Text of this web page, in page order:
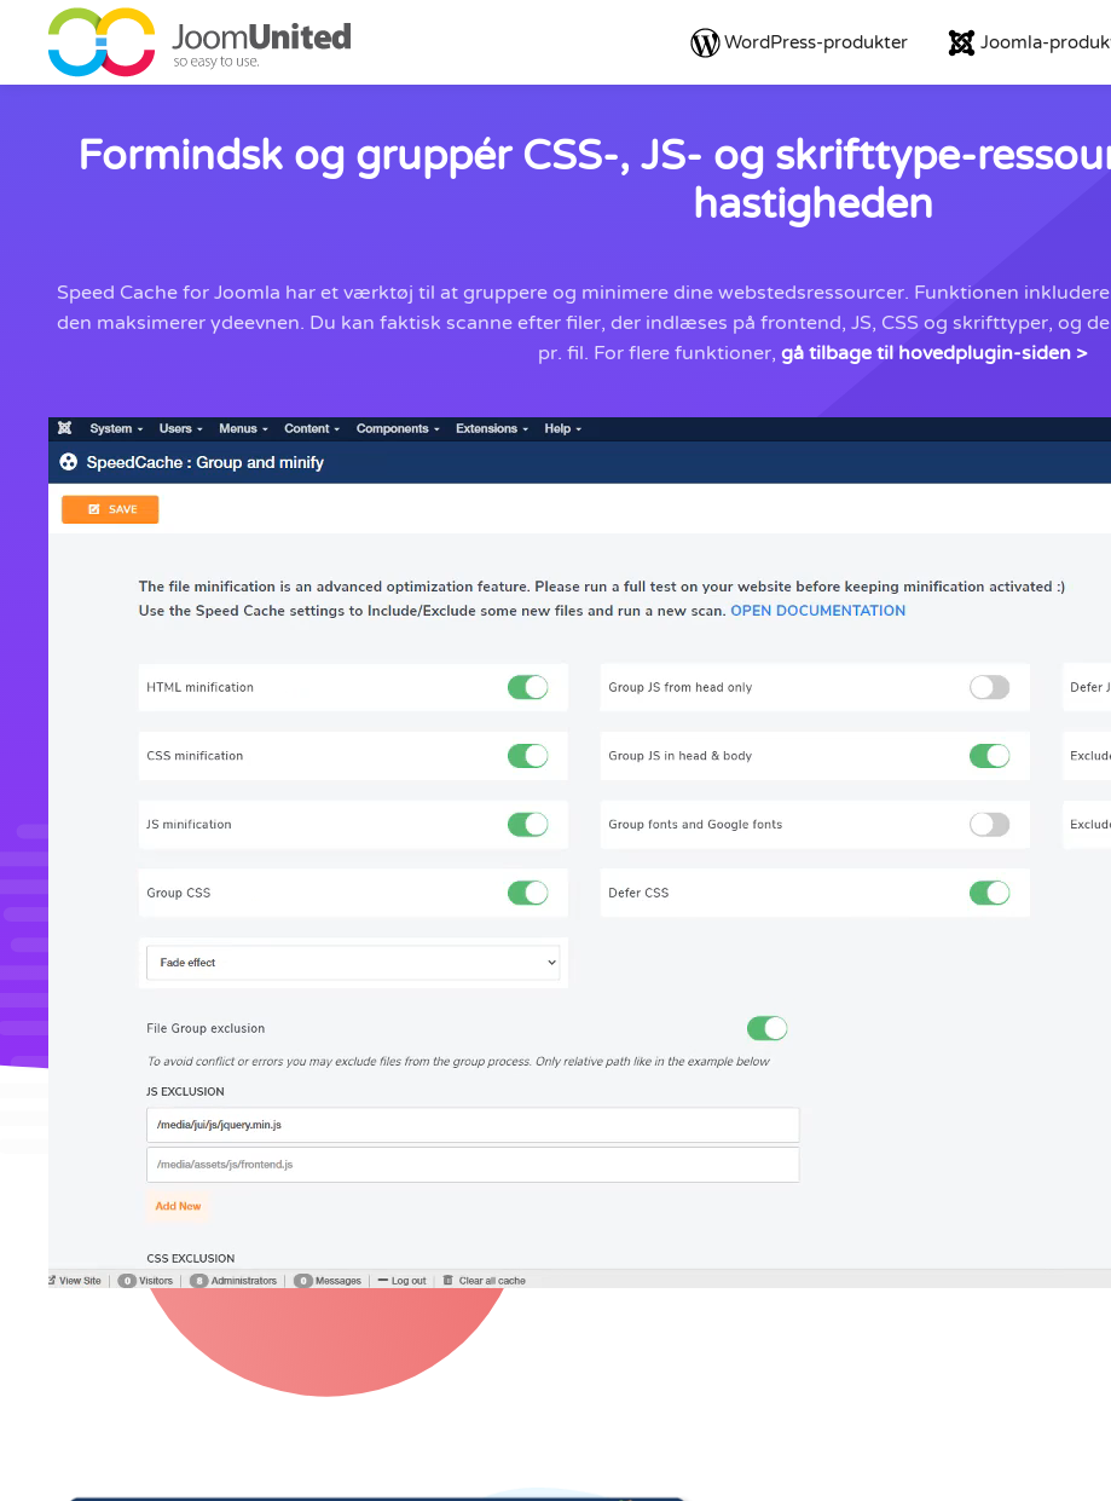
Gå til hovedindhold
WordPress-produkter Joomla-
Formindsk og gruppér CSS-, JS- og skrifttype-
hastigheden
Speed Cache for Joomla har et værktøj til at gruppere og minimere dine webstedsressourcer. Funktionen
den maksimerer ydeevnen. Du kan faktisk scanne efter filer, der indlæses på frontend, JS, CSS og skrifttyper, og
pr. fil. For flere funktioner, gå tilbage til hovedplugin-siden >